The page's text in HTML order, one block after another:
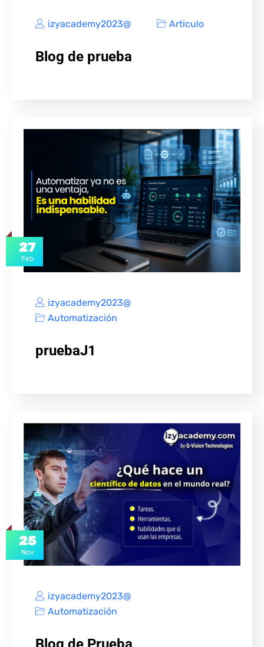
izyacademy2023@ Articulo
Blog de prueba
27
Feb
izyacademy2023@
Automatización
pruebaJ1
25
Nov
izyacademy2023@
Automatización